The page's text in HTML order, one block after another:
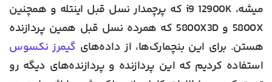
میشه، i9 12900K که پرچمدار نسل قبل اینتله و همچنین
5800X و 5800X3D که همرده نسل قبل همین پردازنده
هستن. برای این بنچمارک‌ها، از داده‌های گیمرز نکسوس
استفاده کردیم که این پردازنده و پردازنده‌های دیگه رو